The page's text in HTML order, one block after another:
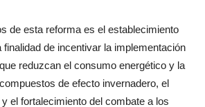
de esta reforma es el establecimiento
de incentivar la implementación
reduzcan el consumo energético y la
de efecto invernadero, el
el fortalecimiento del combate a los